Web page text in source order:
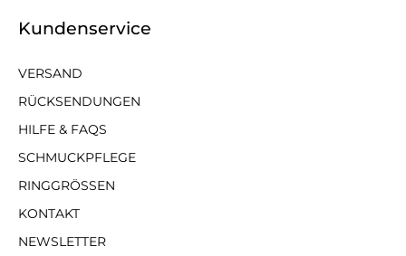
Kundenservice
VERSAND
RÜCKSENDUNGEN
HILFE & FAQS
SCHMUCKPFLEGE
RINGGRÖSSEN
KONTAKT
NEWSLETTER